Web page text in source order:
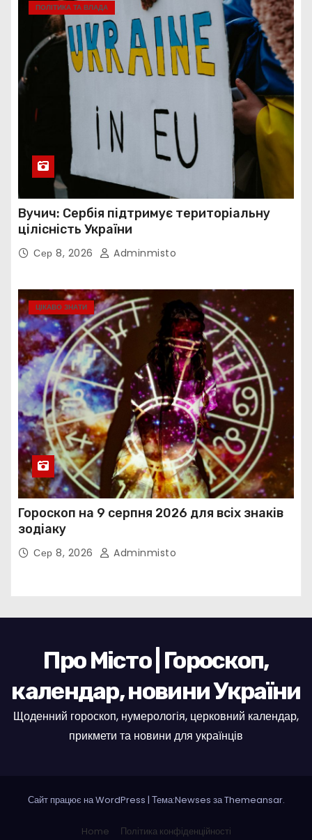
ПОЛІТИКА ТА ВЛАДА
Вучич: Сербія підтримує територіальну
цілісність України
Сер 8, 2026 Adminmisto
ЦІКАВО ЗНАТИ
Гороскоп на 9 серпня 2026 для всіх знаків
зодіаку
Сер 8, 2026 Adminmisto
Про Місто | Гороскоп,
календар, новини України
Щоденний гороскоп, нумерологія, церковний календар,
прикмети та новини для українців
Сайт працює на WordPress | Тема:Newses заThemeansar.
Home Політика конфіденційності